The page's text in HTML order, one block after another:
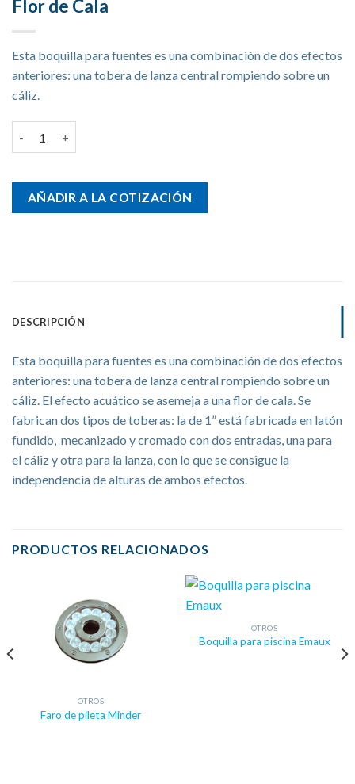
Flor de Cala
Esta boquilla para fuentes es una combinación de dos efectos
anteriores: una tobera de lanza central rompiendo sobre un
cáliz.
AÑADIR A LA COTIZACIÓN
DESCRIPCIÓN
Esta boquilla para fuentes es una combinación de dos efectos
anteriores: una tobera de lanza central rompiendo sobre un
cáliz. El efecto acuático se asemeja a una flor de cala. Se
fabrican dos tipos de toberas: la de 1” está fabricada en latón
fundido, mecanizado y cromado con dos entradas, una para
el cáliz y otra para la lanza, con lo que se consigue la
independencia de alturas de ambos efectos.
PRODUCTOS RELACIONADOS
OTROS
Faro de pileta Minder
OTROS
Boquilla para piscina Emaux